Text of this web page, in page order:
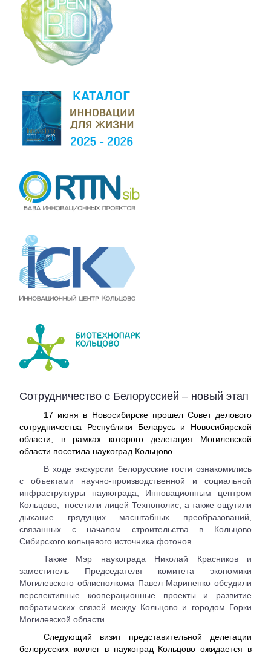
Сотрудничество с Белоруссией – новый этап
17 июня в Новосибирске прошел Совет делового
сотрудничества Республики Беларусь и Новосибирской
области, в рамках которого делегация Могилевской
области посетила наукоград Кольцово.
В ходе экскурсии белорусские гости ознакомились
с объектами научно-производственной и социальной
инфраструктуры наукограда, Инновационным центром
Кольцово,
посетили лицей Технополис, а также ощутили
дыхание грядущих масштабных преобразований,
связанных с началом строительства в Кольцово
Сибирского кольцевого источника фотонов.
Также Мэр наукограда Николай Красников и
заместитель Председателя комитета экономики
Могилевского облисполкома Павел Мариненко обсудили
перспективные кооперационные проекты и развитие
побратимских связей между Кольцово и городом Горки
Могилевской области.
Следующий визит представительной делегации
белорусских коллег в наукоград Кольцово ожидается в